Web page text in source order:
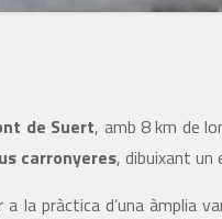
de Suert, amb 8 km de
carronyeres, dibuixant un
a la pràctica d’una àmplia